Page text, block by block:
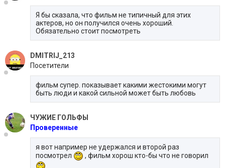
Я бы сказала, что фильм не типичный для этих
актеров, но он получился очень хороший.
Обязательно стоит посмотреть
DMITRIJ_213
Посетители
фильм супер. показывает какими жестокими могут
быть люди и какой сильной может быть любовь
ЧУЖИЕ ГОЛЬФЫ
Проверенные
я вот например не удержался и второй раз
посмотрел
, фильм хорош кто-бы что не говорил